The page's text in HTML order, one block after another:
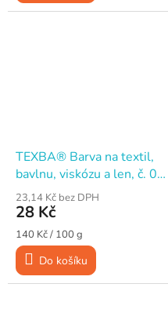
TEXBA® Barva na textil,
bavlnu, viskózu a len, č. 05
Světle modrá, 20 g
23,14 Kč bez DPH
28 Kč
Měrná
cena:
140 Kč / 100 g
Do košíku